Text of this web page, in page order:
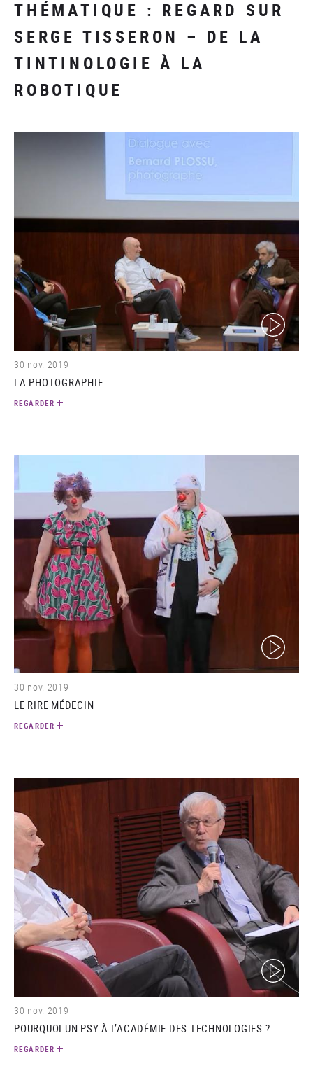
THÉMATIQUE : REGARD SUR
SERGE TISSERON – DE LA
TINTINOLOGIE À LA
ROBOTIQUE
(video)
30 nov. 2019
LA PHOTOGRAPHIE
REGARDER
(video)
30 nov. 2019
LE RIRE MÉDECIN
REGARDER
(video)
30 nov. 2019
POURQUOI UN PSY À L’ACADÉMIE DES TECHNOLOGIES ?
REGARDER